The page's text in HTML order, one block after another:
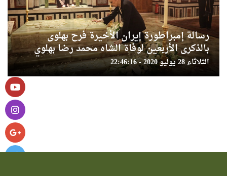
رسالة إمبراطورة إيران الأخيرة فرح بهلوى
بالذكرى الأربعين لوفاة الشاه محمد رضا بهلوي
الثلاثاء 28 يوليو 2020 - 22:46:16